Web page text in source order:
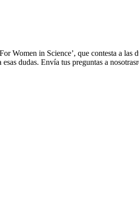
Women in Science’, que contesta a las
dudas. Envía tus preguntas a